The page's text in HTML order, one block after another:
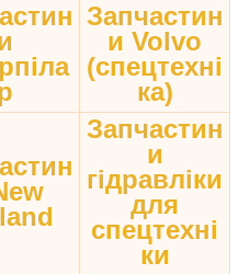
Запчастин
и Volvo
(спецтехні
ка)
Запчастин
и
гідравліки
для
спецтехні
ки